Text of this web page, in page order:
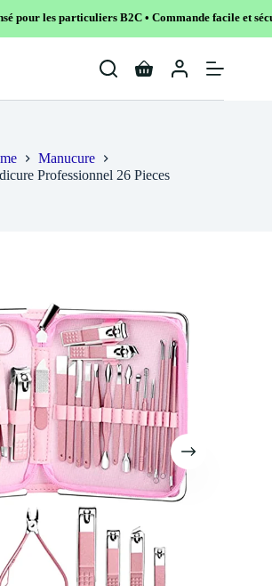
B2C • Commande facile et sécurisé
Shopping
Manucure
Professionnel 26 Pieces